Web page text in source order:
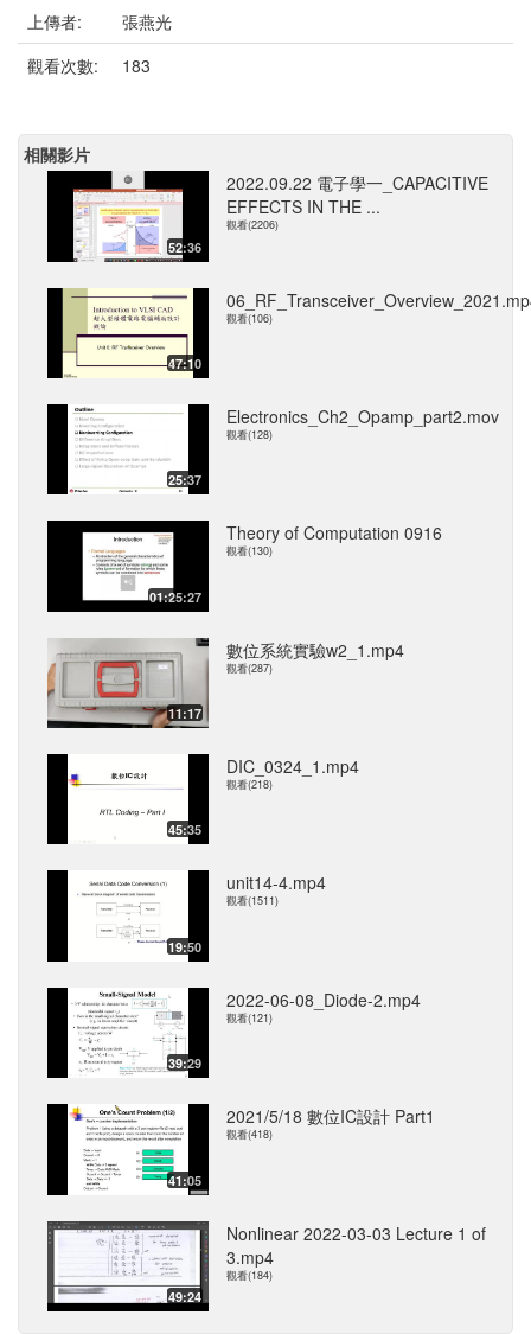
上傳者:
張燕光
觀看次數:
183
相關影片
52:36
2022.09.22 電子學一_CAPACITIVE
EFFECTS IN THE ...
觀看(2206)
47:10
觀看(106)
25:37
Electronics_Ch2_Opamp_part2.mov
觀看(128)
01:25:27
Theory of Computation 0916
觀看(130)
11:17
數位系統實驗w2_1.mp4
觀看(287)
45:35
DIC_0324_1.mp4
觀看(218)
19:50
unit14-4.mp4
觀看(1511)
39:29
2022-06-08_Diode-2.mp4
觀看(121)
41:05
2021/5/18 數位IC設計 Part1
觀看(418)
49:24
Nonlinear 2022-03-03 Lecture 1 of
3.mp4
觀看(184)